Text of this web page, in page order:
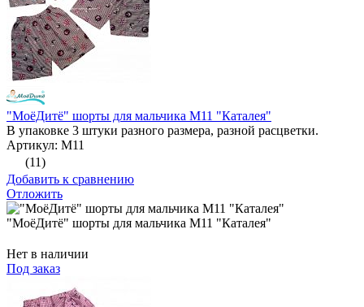
"МоёДитё" шорты для мальчика М11 "Каталея"
В упаковке 3 штуки разного размера, разной расцветки.
Артикул: М11
(11)
Добавить к сравнению
Отложить
"МоёДитё" шорты для мальчика М11 "Каталея"
Нет в наличии
Под заказ